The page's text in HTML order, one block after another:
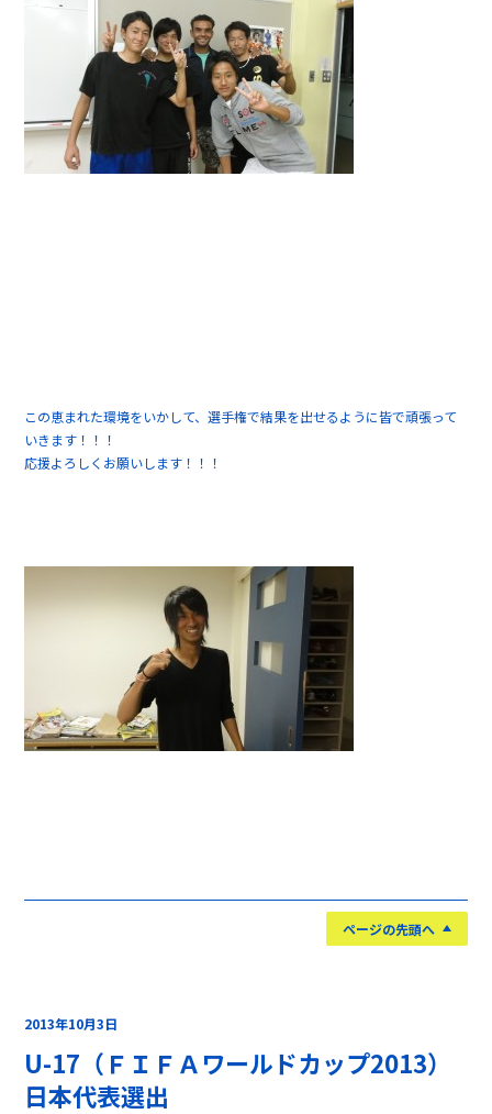
この恵まれた環境をいかして、選手権で結果を出せるように皆で頑張って
いきます！！！
応援よろしくお願いします！！！
ページの先頭へ
2013年10月3日
U-17（ＦＩＦＡワールドカップ2013）
日本代表選出